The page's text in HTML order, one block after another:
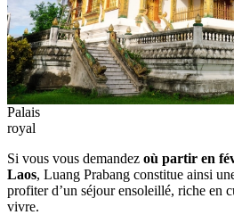
Palais
royal
Si vous vous demandez où partir en
Laos, Luang Prabang constitue ainsi
profiter d’un séjour ensoleillé, riche en
vivre.